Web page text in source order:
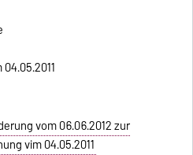
vom 06.06.2012 zur
vim 04.05.2011